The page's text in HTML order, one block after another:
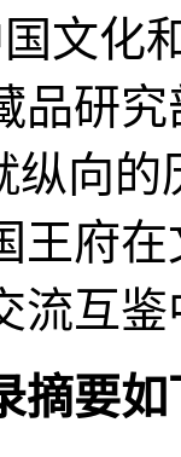
化和
品研
纵向
王府
流互
摘要如